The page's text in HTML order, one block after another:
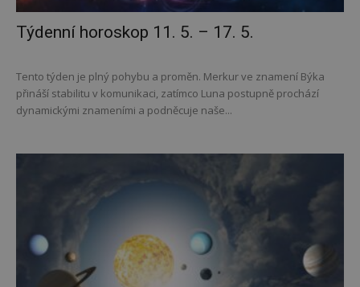
Týdenní horoskop 11. 5. – 17. 5.
Tento týden je plný pohybu a proměn. Merkur ve znamení Býka
přináší stabilitu v komunikaci, zatímco Luna postupně prochází
dynamickými znameními a podněcuje naše...